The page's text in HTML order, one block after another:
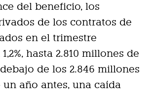
del beneficio, los
de los contratos de
en el trimestre
hasta 2.810 millones de
de los 2.846 millones
año antes, una caída